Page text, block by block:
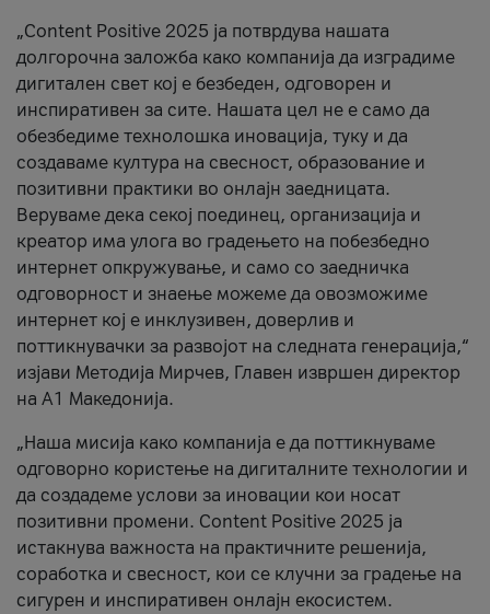
„Content Positive 2025 ја потврдува нашата
долгорочна заложба како компанија да изградиме
дигитален свет кој е безбеден, одговорен и
инспиративен за сите. Нашата цел не е само да
обезбедиме технолошка иновација, туку и да
создаваме култура на свесност, образование и
позитивни практики во онлајн заедницата.
Веруваме дека секој поединец, организација и
креатор има улога во градењето на побезбедно
интернет опкружување, и само со заедничка
одговорност и знаење можеме да овозможиме
интернет кој е инклузивен, доверлив и
поттикнувачки за развојот на следната генерација,“
изјави Методија Мирчев, Главен извршен директор
на А1 Македонија.
„Наша мисија како компанија е да поттикнуваме
одговорно користење на дигиталните технологии и
да создадеме услови за иновации кои носат
позитивни промени. Content Positive 2025 ја
истакнува важноста на практичните решенија,
соработка и свесност, кои се клучни за градење на
сигурен и инспиративен онлајн екосистем.